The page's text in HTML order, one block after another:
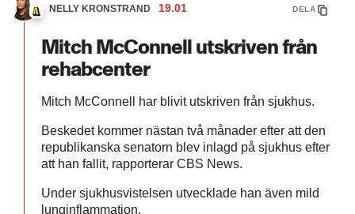
NELLY KRONSTRAND 19.01 DELA
Mitch McConnell utskriven från
rehabcenter
Mitch McConnell har blivit utskriven från sjukhus.
Beskedet kommer nästan två månader efter att den
republikanska senatorn blev inlagd på sjukhus efter
att han fallit, rapporterar CBS News.
Under sjukhusvistelsen utvecklade han även mild
lunginflammation.